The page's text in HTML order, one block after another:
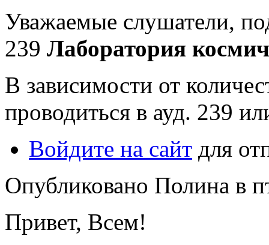
Уважаемые слушатели,
239 Лаборатория
В зависимости от
проводиться в ауд. 239
Войдите на сайт для
Опубликовано Полина в
Привет, Всем!